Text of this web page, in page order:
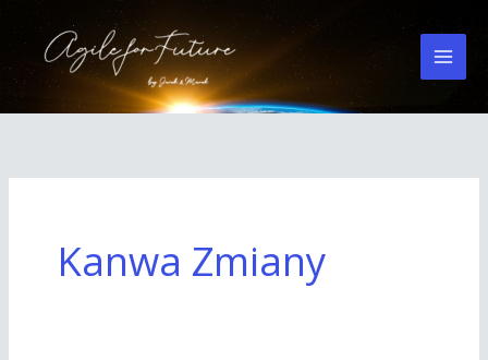
treści
Kanwa Zmiany